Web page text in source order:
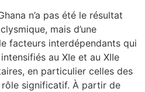
n’a pas été le résultat
mais d’une
facteurs interdépendants qui
au XIe et au XIIe
en particulier celles des
significatif. À partir de